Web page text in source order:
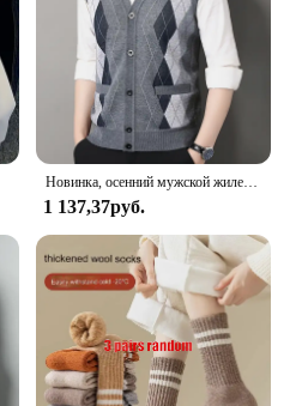
Новинка, осенний мужской жилет, свитер без рукавов, флисовый кардиган, теплый вязаный клетчатый деловой повседневный жакет на пуговицах, мужская одежда
1 137,37руб.